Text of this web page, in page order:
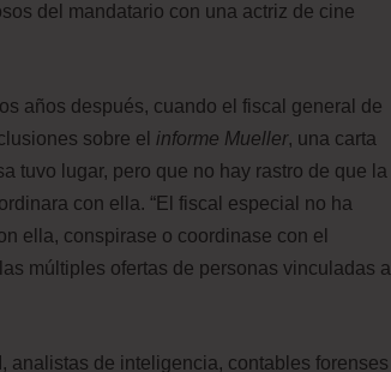
del mandatario con una actriz de cine
años después, cuando el fiscal general de
sobre el informe Mueller, una carta
tuvo lugar, pero que no hay rastro de que la
con ella. “El fiscal especial no ha
ella, conspirase o coordinase con el
múltiples ofertas de personas vinculadas a
analistas de inteligencia, contables forenses